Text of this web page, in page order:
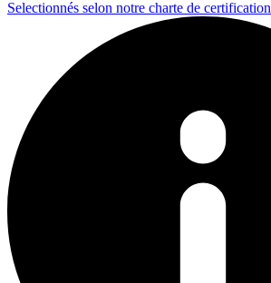
Selectionnés selon notre charte de certification